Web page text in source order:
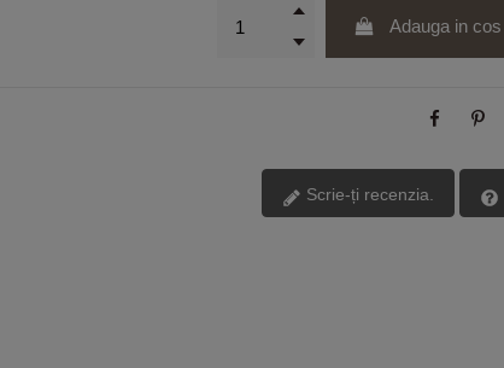
Adauga in cos
Scrie-ți recenzia.